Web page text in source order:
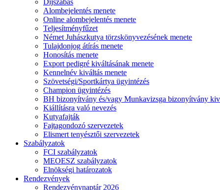
Díjszabás
Alombejelentés menete
Online alombejelentés menete
Teljesítményfűzet
Német Juhászkutya törzskönyvezésének menete
Tulajdonjog átírás menete
Honosítás menete
Export pedigré kiváltásának menete
Kennelnév kiváltás menete
Szövetségi/Sportkártya ügyintézés
Champion ügyintézés
BH bizonyítvány és/vagy Munkavizsga bizonyítvány
Kiállításra való nevezés
Kutyafajták
Fajtagondozó szervezetek
Elismert tenyésztői szervezetek
Szabályzatok
FCI szabályzatok
MEOESZ szabályzatok
Elnökségi határozatok
Rendezvények
Rendezvénynaptár 2026